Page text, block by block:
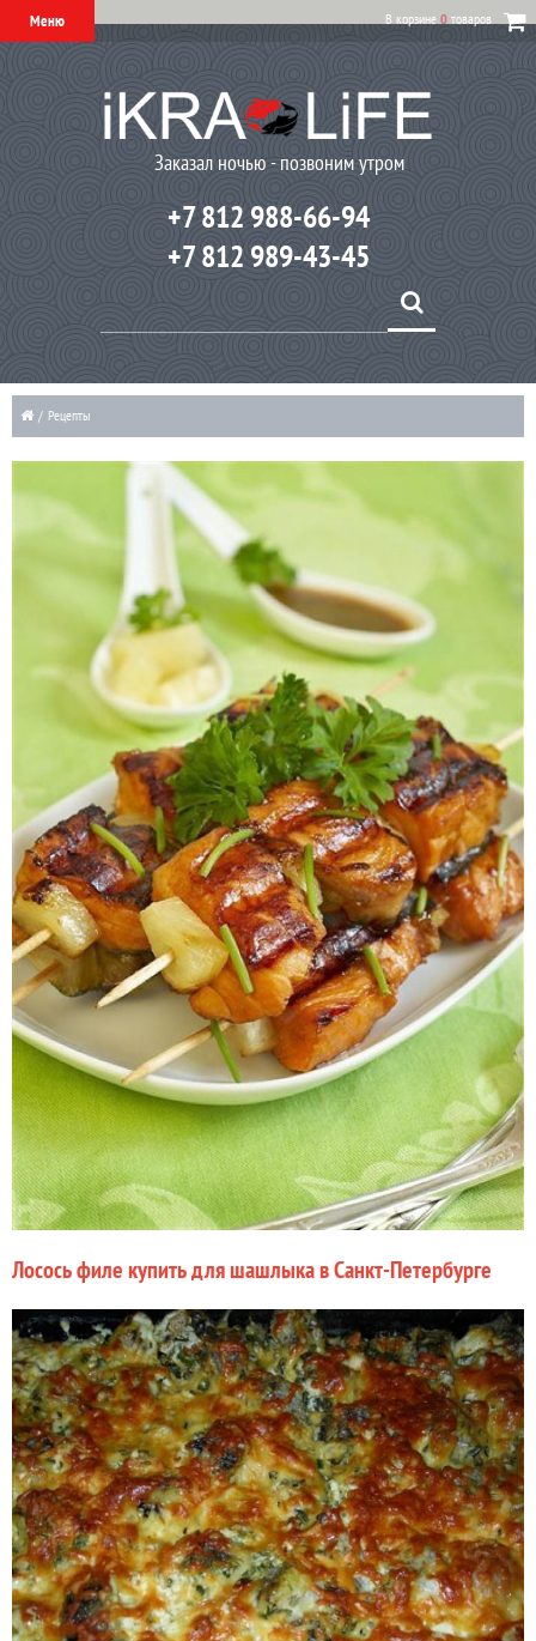
Меню В корзине 0 товаров
Заказал ночью - позвоним утром
+7 812 988-66-94
+7 812 989-43-45
/ Рецепты
Лосось филе купить для шашлыка в Санкт-Петербурге